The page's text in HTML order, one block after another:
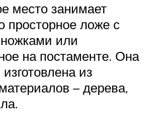
место занимает
просторное ложе с
или
на постаменте. Она
из
– дерева,